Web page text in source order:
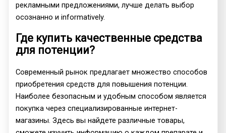
рекламными предложениями, лучше делать выбор
осознанно и informatively.
Где купить качественные средства
для потенции?
Современный рынок предлагает множество способов
приобретения средств для повышения потенции.
Наиболее безопасным и удобным способом является
покупка через специализированные интернет-
магазины. Здесь вы найдете различные товары,